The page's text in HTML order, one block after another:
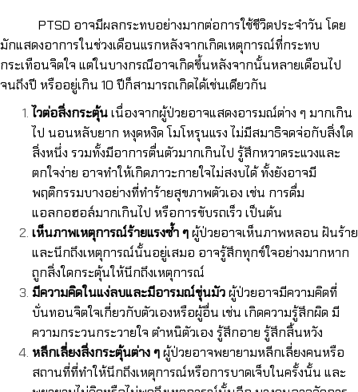
PTSD อาจมีผลกระทบอย่างมากต่อการใช้ชีวิตประจำวัน โดย
มักแสดงอาการในช่วงเดือนแรกหลังจากเกิดเหตุการณ์ที่กระทบ
กระเทือนจิตใจ แต่ในบางกรณีอาจเกิดขึ้นหลังจากนั้นหลายเดือนไป
จนถึงปี หรืออยู่เกิน 10 ปีก็สามารถเกิดได้เช่นเดียวกัน
ไวต่อสิ่งกระตุ้นเนื่องจากผู้ป่วยอาจแสดงอารมณ์ต่าง ๆ มากเกิน
ไป นอนหลับยาก หงุดหงิด โมโหรุนแรง ไม่มีสมาธิจดจ่อกับสิ่งใด
สิ่งหนึ่ง รวมทั้งมีอาการตื่นตัวมากเกินไป รู้สึกหวาดระแวงและ
ตกใจง่าย อาจทำให้เกิดภาวะกายใจไม่สงบได้ ทั้งยังอาจมี
พฤติกรรมบางอย่างที่ทำร้ายสุขภาพตัวเอง เช่น การดื่ม
แอลกอฮอล์มากเกินไป หรือการขับรถเร็ว เป็นต้น
เห็นภาพเหตุการณ์ร้ายแรงซ้ำ ๆผู้ป่วยอาจเห็นภาพหลอน ฝันร้าย
และนึกถึงเหตุการณ์นั้นอยู่เสมอ อาจรู้สึกทุกข์ใจอย่างมากหาก
ถูกสิ่งใดกระตุ้นให้นึกถึงเหตุการณ์
มีความคิดในแง่ลบและมีอารมณ์ขุ่นมัวผู้ป่วยอาจมีความคิดที่
บั่นทอนจิตใจเกี่ยวกับตัวเองหรือผู้อื่น เช่น เกิดความรู้สึกผิด มี
ความกระวนกระวายใจ ตำหนิตัวเอง รู้สึกอาย รู้สึกสิ้นหวัง
หลีกเลี่ยงสิ่งกระตุ้นต่าง ๆผู้ป่วยอาจพยายามหลีกเลี่ยงคนหรือ
สถานที่ที่ทำให้นึกถึงเหตุการณ์หรือการบาดเจ็บในครั้งนั้น และ